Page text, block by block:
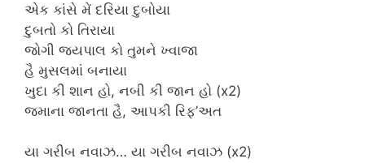
એક કાંસે મેં દરિયા દુબોયા
દુબતો કો તિરાયા
જોગી જયપાલ કો તુમને ખ્વાજા
હૈ મુસલમાં બનાયા
ખુદા કી શાન હો, નબી કી જાન હો (x2)
જમાના જાનતા હૈ, આપકી રિફ’અત
યા ગરીબ નવાઝ… યા ગરીબ નવાઝ (x2)